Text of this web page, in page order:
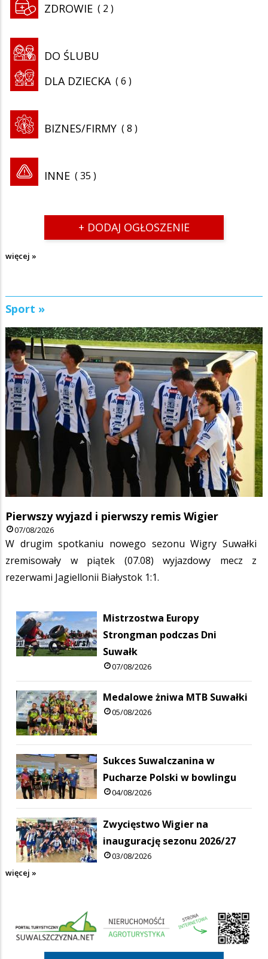
ZDROWIE 2
DO ŚLUBU
6
DLA DZIECKA
8
BIZNES/FIRMY
35
INNE
+ DODAJ OGŁOSZENIE
więcej »
Sport »
Pierwszy wyjazd i pierwszy remis Wigier
07/08/2026
W drugim spotkaniu nowego sezonu Wigry Suwałki
zremisowały w piątek (07.08) wyjazdowy mecz z
rezerwami Jagiellonii Białystok 1:1.
Mistrzostwa Europy
Strongman podczas Dni
Suwałk
07/08/2026
Medalowe żniwa MTB Suwałki
05/08/2026
Sukces Suwalczanina w
Pucharze Polski w bowlingu
04/08/2026
Zwycięstwo Wigier na
inaugurację sezonu 2026/27
03/08/2026
więcej »